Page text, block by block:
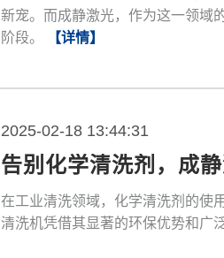
新宠。而成静激光，作为这一领域
阶段。
【详情】
2025-02-18 13:44:31
告别化学清洗剂，成
在工业清洗领域，化学清洗剂的使
清洗机凭借其显著的环保优势和广